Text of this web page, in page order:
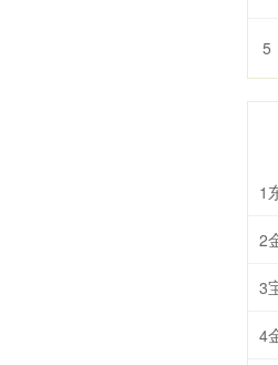
5
1
2
3
4